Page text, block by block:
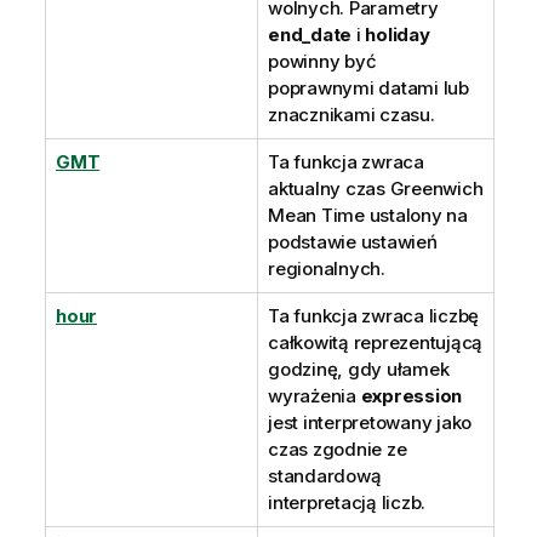
wolnych. Parametry
end_date i holiday
powinny być
poprawnymi datami lub
znacznikami czasu.
GMT
Ta funkcja zwraca
aktualny czas Greenwich
Mean Timeustalony na
podstawie ustawień
regionalnych.
hour
Ta funkcja zwraca liczbę
całkowitą reprezentującą
godzinę, gdy ułamek
wyrażenia expression
jest interpretowany jako
czas zgodnie ze
standardową
interpretacją liczb.